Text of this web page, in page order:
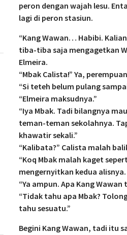
peron dengan wajah lesu.
lagi di peron stasiun.
“Kang Wawan… Habibi.
tiba-tiba saja mengagetkan
Elmeira.
“Mbak Calista!” Ya,
“Si teteh belum pulang
“Elmeira maksudnya.”
“Iya Mbak. Tadi bilangnya
teman-teman sekolahnya.
khawatir sekali.”
“Kalibata?” Calista malah
“Koq Mbak malah kaget
mengernyitkan kedua alisnya.
“Ya ampun. Apa Kang Wawan
“Tidak tahu apa Mbak?
tahu sesuatu.”
Begini Kang Wawan, tadi itu